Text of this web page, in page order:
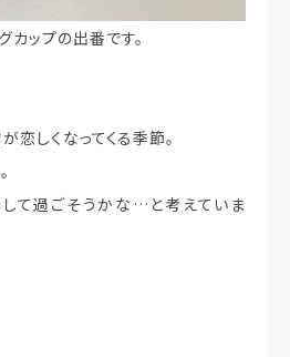
ップの出番です。
しくなってくる季節。
て過ごそうかな…と考えていま